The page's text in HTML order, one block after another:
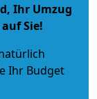
Ihr Umzug
Sie!
Ihr Budget